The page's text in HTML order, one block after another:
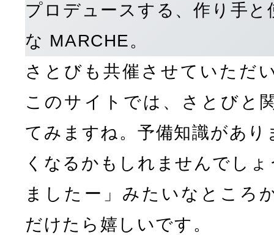
プロデュースする、作り手
な MARCHE。
さとびも共催させていただ
このサイトでは、さとびと
てみますね。予備知識があ
くなるかもしれませんでし
ましたー」みたいなところ
だけたら嬉しいです。